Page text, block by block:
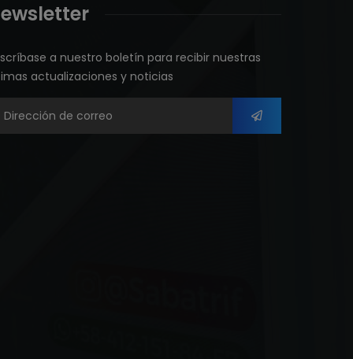
a nuestro boletín para recibir nuestras
actualizaciones y noticias